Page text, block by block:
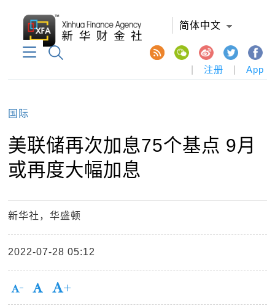
简体中文
注册 App
国际
美联储再次加息75个基点 9月
或再度大幅加息
新华社，华盛顿
2022-07-28 05:12